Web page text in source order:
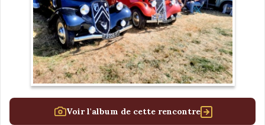
Voir l'album de cette rencontre